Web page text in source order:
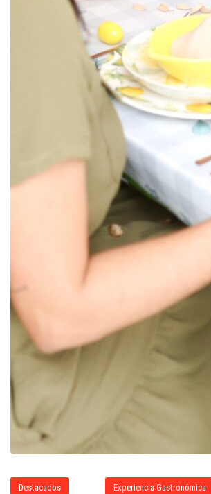
Destacados Experiencia Gastronómica